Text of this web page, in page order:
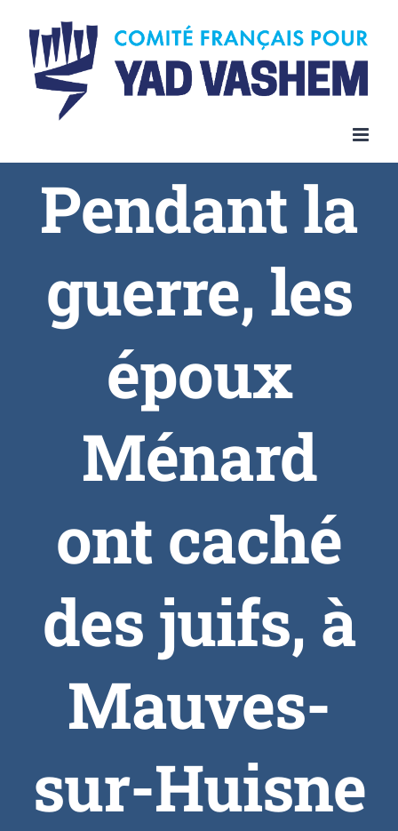
Pendant la
guerre, les
époux
Ménard
ont caché
des juifs, à
Mauves-
sur-Huisne